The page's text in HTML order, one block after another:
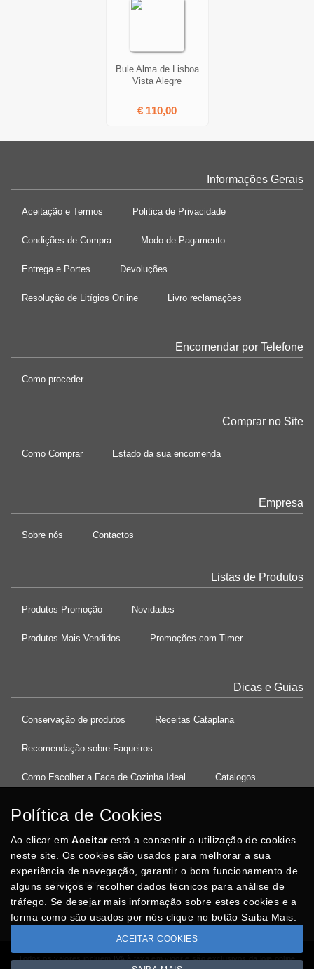
Bule Alma de Lisboa
Vista Alegre
€ 110,00
Informações Gerais
Aceitação e Termos Politica de Privacidade
Condições de Compra Modo de Pagamento
Entrega e Portes Devoluções
Resolução de Litígios Online Livro reclamações
Encomendar por Telefone
Como proceder
Comprar no Site
Como Comprar Estado da sua encomenda
Empresa
Sobre nós Contactos
Listas de Produtos
Produtos Promoção Novidades
Produtos Mais Vendidos Promoções com Timer
Dicas e Guias
Conservação de produtos Receitas Cataplana
Recomendação sobre Faqueiros
Como Escolher a Faca de Cozinha Ideal Catalogos
37°08'27.5"N 8°32'13.9"W
Posso Ajudar?
Todos os valores incluem IVA à taxa em vigor e são exclusivos da loja online
Política de Cookies
Ao clicar emAceitarestá a consentir a utilização de cookies
neste site. Os cookies são usados para melhorar a sua
experiência de navegação, garantir o bom funcionamento de
alguns serviços e recolher dados técnicos para análise de
tráfego. Se desejar mais informação sobre estes cookies e a
forma como são usados por nós clique no botão Saiba Mais.
ACEITAR COOKIES